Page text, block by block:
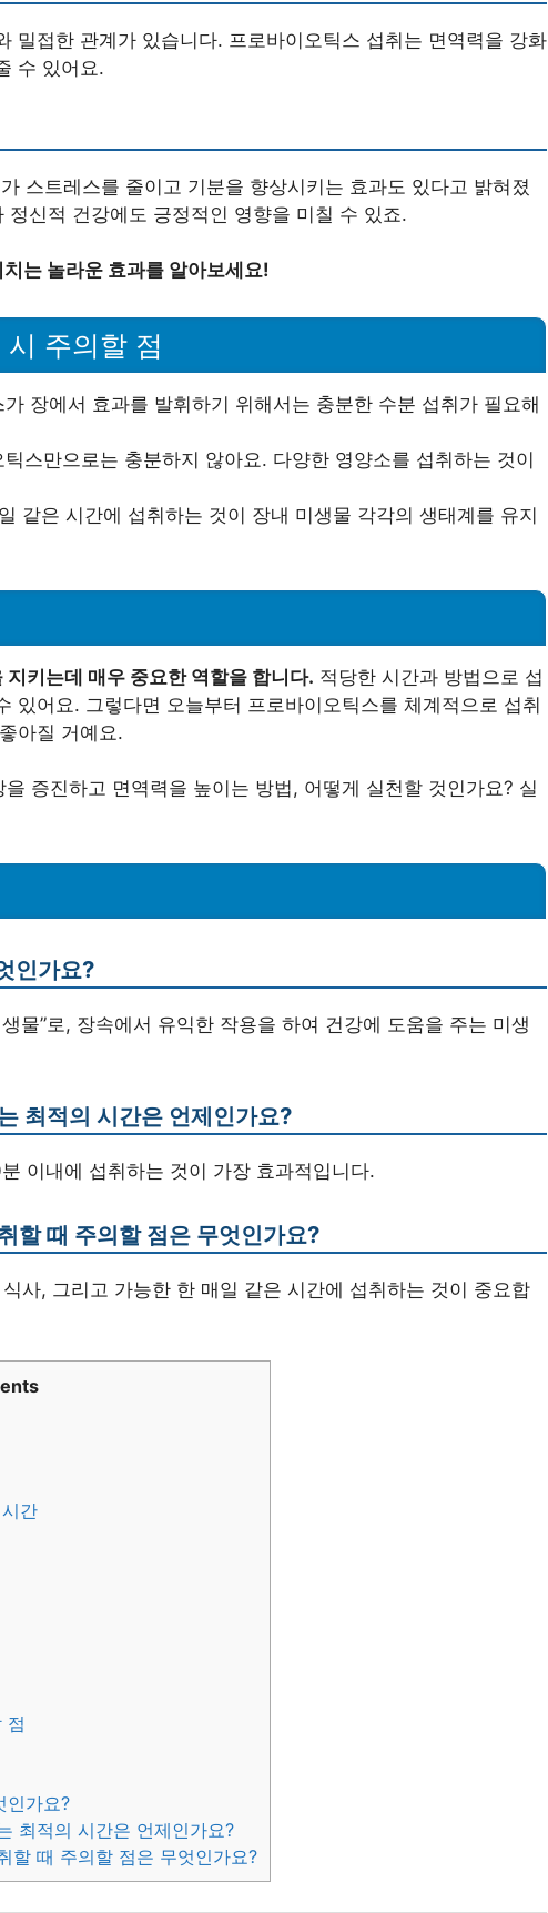
밀접한 관계가 있습니다. 프로바이오틱스 섭취는 면역력을 강화
수 있어요.
스트레스를 줄이고 기분을 향상시키는 효과도 있다고 밝혀졌
신적 건강에도 긍정적인 영향을 미칠 수 있죠.
는 놀라운 효과를 알아보세요!
주의할 점
장에서 효과를 발휘하기 위해서는 충분한 수분 섭취가 필요해
스만으로는 충분하지 않아요. 다양한 영양소를 섭취하는 것이
같은 시간에 섭취하는 것이 장내 미생물 각각의 생태계를 유지
키는데 매우 중요한 역할을 합니다. 적당한 시간과 방법으로 섭
있어요. 그렇다면 오늘부터 프로바이오틱스를 체계적으로 섭취
아질 거예요.
증진하고 면역력을 높이는 방법, 어떻게 실천할 것인가요? 실
인가요?
물”로, 장속에서 유익한 작용을 하여 건강에 도움을 주는 미생
최적의 시간은 언제인가요?
이내에 섭취하는 것이 가장 효과적입니다.
할 때 주의할 점은 무엇인가요?
사, 그리고 가능한 한 매일 같은 시간에 섭취하는 것이 중요합
간
점
인가요?
최적의 시간은 언제인가요?
할 때 주의할 점은 무엇인가요?